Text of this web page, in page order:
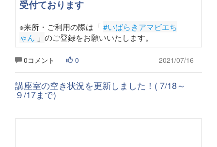
受付ております
※来所・ご利用の際は「 #いばらきアマビエち
ゃん 」 のご登録をお願いいたします。
0コメント 0 2021/07/16
講座室の空き状況を更新しました！( 7/18～
９/17まで)